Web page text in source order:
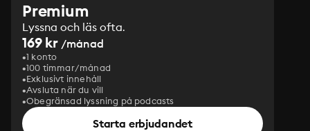
Premium
Lyssna och läs ofta.
169 kr /månad
1 konto
100 timmar/månad
Exklusivt innehåll
Avsluta när du vill
Obegränsad lyssning på podcasts
Starta erbjudandet